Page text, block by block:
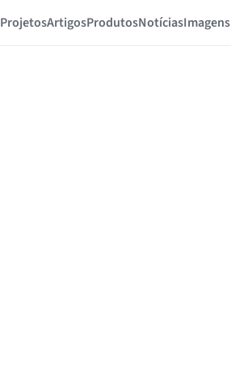
ProjetosArtigosProdutosNotíciasImagens